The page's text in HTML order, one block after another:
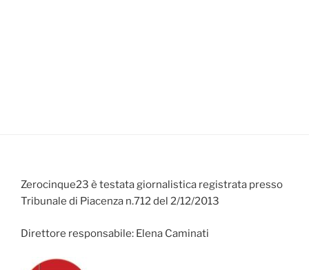
Zerocinque23 è testata giornalistica registrata presso
Tribunale di Piacenza n.712 del 2/12/2013
Direttore responsabile: Elena Caminati